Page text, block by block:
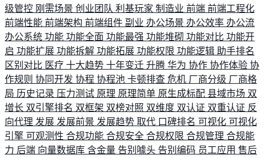
级管控 刚需场景 创业团队 利基玩家 制造业 前端 前端工程化
前端性能 前端架构 前端组件 副业 办公场景 办公效率 办公流
办公系统 功能 功能全面 功能最强 功能堆砌 功能对比 功能开
启 功能扩展 功能拆解 功能拓展 功能权限 功能逻辑 助手排名
区别对比 医疗 十大趋势 十年变迁 升腾 华为 协作 协作体验 协
作规则 协同开发 协程 协程池 卡顿排查 危机 厂商分级 厂商格
局 历史记录 压力测试 原理 原理简单 原生成标配 县域市场 双
增长 双引擎排名 双框架 双榜对照 双维度 双认证 双重认证 反
向代理 发展 发展前景 发展趋势 取代 口碑排名 可视化 可视化
引擎 可观测性 合规功能 合规安全 合规权限 合规管理 合规能
力 后端 向量数据库 含金量 告别噱头 告别编码 员工应用 售后